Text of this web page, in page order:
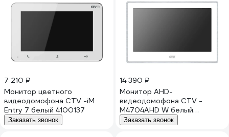
7 210 ₽
Монитор цветного
видеодомофона CTV -iM
Entry 7 белый 4100137
Заказать звонок
14 390 ₽
Монитор AHD-
видеодомофона CTV -
M4704AHD W белый
4016053
Заказать звонок